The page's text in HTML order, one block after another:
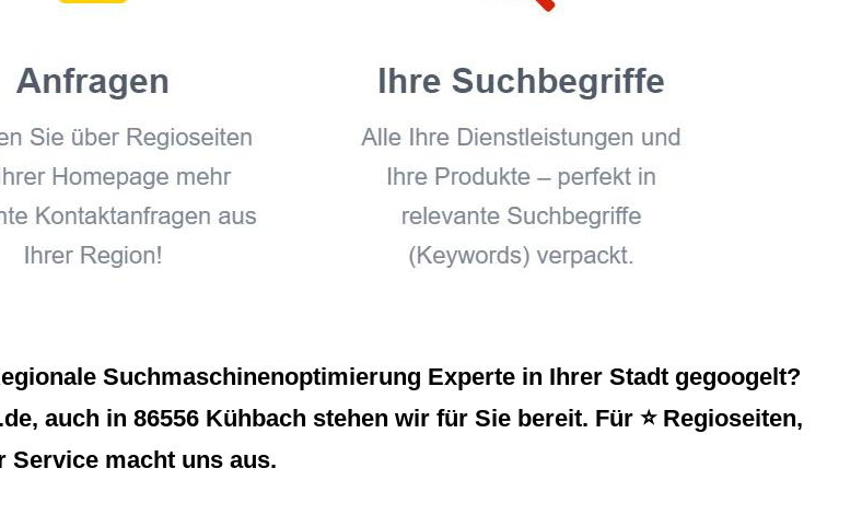
Suchmaschinenoptimierung Experte in Ihrer Stadt gegoogelt?
auch in 86556 Kühbach stehen wir für Sie bereit. Für ⭐ Regioseiten,
macht uns aus.